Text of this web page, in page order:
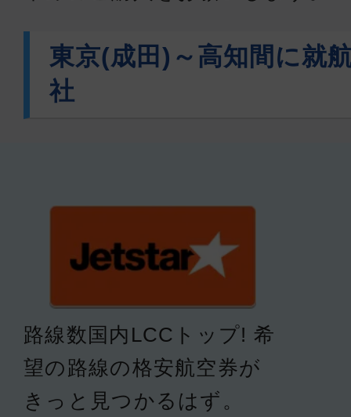
東京(成田)～高知間に就
社
路線数国内LCCトップ! 希
望の路線の格安航空券が
きっと見つかるはず。